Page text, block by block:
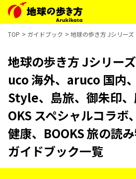
TOP ガイドブック 地球の歩き方 Jシリー
地球の歩き方 Jシリー
uco 海外、aruco 国内
Style、島旅、御朱印
OKS スペシャルコラボ
健康、BOOKS 旅の読
ガイドブック一覧